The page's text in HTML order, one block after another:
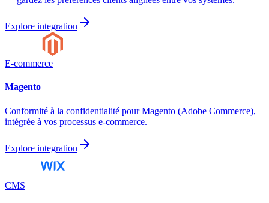
Explore integration
E-commerce
Magento
Conformité à la confidentialité pour Magento (Adobe Commerce),
intégrée à vos processus e-commerce.
Explore integration
CMS